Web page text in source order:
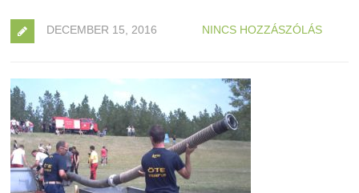
DECEMBER 15, 2016 NINCS HOZZÁSZÓLÁS